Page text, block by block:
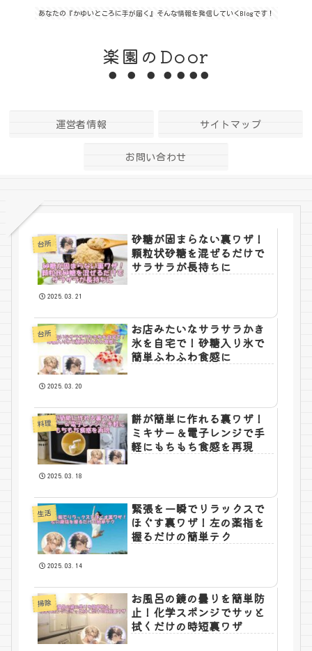
あなたの『かゆいところに手が届く』そんな情報を発信していくBlogです！
楽園のDoor
運営者情報 サイトマップ
お問い合わせ
台所
砂糖が固まらない裏ワザ！
顆粒状砂糖を混ぜるだけで
サラサラが長持ちに
2025.03.21
台所
お店みたいなサラサラかき
氷を自宅で！砂糖入り氷で
簡単ふわふわ食感に
2025.03.20
料理
餅が簡単に作れる裏ワザ！
ミキサー＆電子レンジで手
軽にもちもち食感を再現
2025.03.18
生活
緊張を一瞬でリラックスで
ほぐす裏ワザ！左の薬指を
握るだけの簡単テク
2025.03.14
掃除
お風呂の鏡の曇りを簡単防
止！化学スポンジでサッと
拭くだけの時短裏ワザ